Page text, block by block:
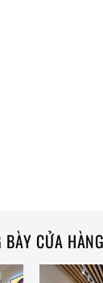
BÀY CỬA HÀNG